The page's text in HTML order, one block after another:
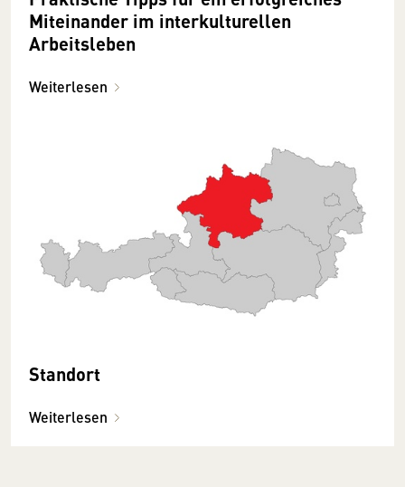
Miteinander im interkulturellen
Arbeitsleben
Weiterlesen
Standort
Weiterlesen